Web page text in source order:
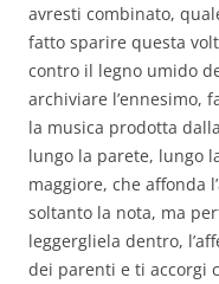
avresti combinato,
fatto sparire questa
contro il legno umido
archiviare l’ennesimo,
la musica prodotta
lungo la parete, lungo
maggiore, che affonda
soltanto la nota, ma
leggergliela dentro,
dei parenti e ti accorgi